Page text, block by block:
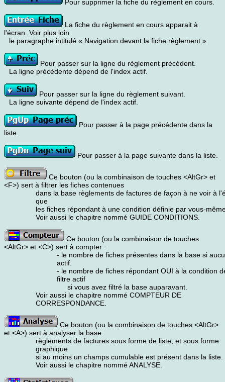
Pour supprimer la fiche du règlement en cours.
La fiche du règlement en cours apparait à
l'écran. Voir plus loin
le paragraphe intitulé « Navigation devant la fiche règlement ».
Pour passer sur la ligne du règlement précédent.
La ligne précédente dépend de l'index actif.
Pour passer sur la ligne du règlement suivant.
La ligne suivante dépend de l'index actif.
Pour passer à la page précédente dans la
liste.
Pour passer à la page suivante dans la liste.
Ce bouton (ou la combinaison de touches <AltGr> et
<F>) sert à filtrer les fiches contenues
dans la base règlements de factures de façon à ne voir à
que
les fiches répondant à une condition définie par vous-
Voir aussi le chapitre nommé GUIDE CONDITIONS.
Ce bouton (ou la combinaison de touches
<AltGr> et <C>) sert à compter :
- le nombre de fiches présentes dans la base si
actif.
- le nombre de fiches répondant OUI à la condition
filtre actif
si vous avez filtré la base auparavant.
Voir aussi le chapitre nommé COMPTEUR DE
CORRESPONDANCE.
Ce bouton (ou la combinaison de touches <AltGr>
et <A>) sert à analyser la base
règlements de factures sous forme de liste, et sous forme
graphique
si au moins un champs cumulable est présent dans la liste.
Voir aussi le chapitre nommé ANALYSE.